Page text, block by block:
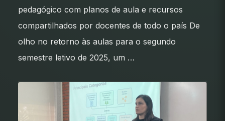
pedagógico com planos de aula e recursos
compartilhados por docentes de todo o país De
olho no retorno às aulas para o segundo
semestre letivo de 2025, um …